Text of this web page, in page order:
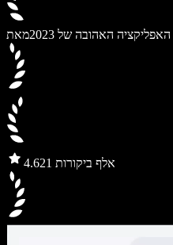
האפליקציה האהובה של 2023
4.6 21 אלף ביקורות